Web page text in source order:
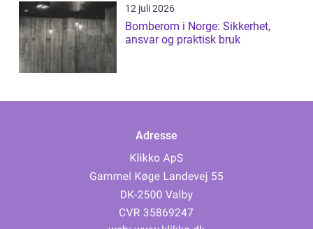
12 juli 2026
Bomberom i Norge: Sikkerhet,
ansvar og praktisk bruk
Adresse